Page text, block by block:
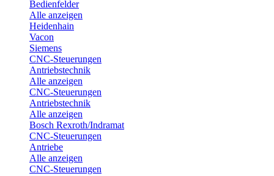
Bedienfelder
Alle anzeigen
Heidenhain
Vacon
Siemens
CNC-Steuerungen
Antriebstechnik
Alle anzeigen
CNC-Steuerungen
Antriebstechnik
Alle anzeigen
Bosch Rexroth/Indramat
CNC-Steuerungen
Antriebe
Alle anzeigen
CNC-Steuerungen